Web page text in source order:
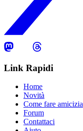
Link Rapidi
Home
Novità
Come fare amicizia
Forum
Contattaci